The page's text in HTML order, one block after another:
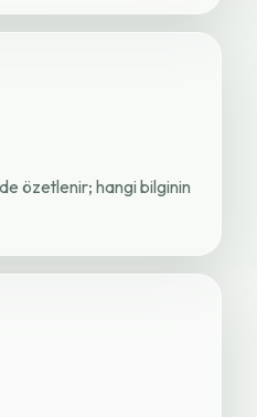
özetlenir; hangi bilginin